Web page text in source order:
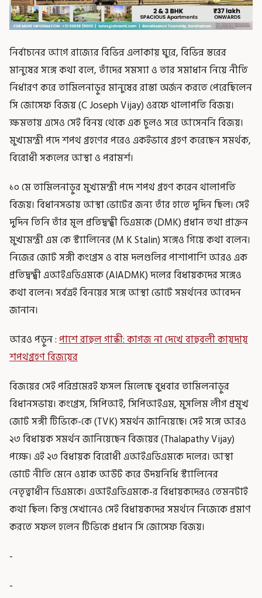
নির্বাচনের আগে রাজ্যের বিভিন্ন এলাকায় ঘুরে, বিভিন্ন স্তরের
মানুষের সঙ্গে কথা বলে, তাঁদের সমস্যা ও তার সমাধান নিয়ে নীতি
নির্ধারণ করে তামিলনাড়ুর মানুষের রাস্তা অর্জন করতে পেরেছিলেন
সি জোসেফ বিজয় (C Joseph Vijay) ওরফে থালাপতি বিজয়।
ক্ষমতায় এসেও সেই বিনয় থেকে এক চুলও সরে আসেননি বিজয়।
মুখ্যমন্ত্রী পদে শপথ গ্রহণের পরেও একইভাবে গ্রহণ করেছেন সমর্থক,
বিরোধী সকলের আস্থা ও পরামর্শ।
১০ মে তামিলনাড়ুর মুখ্যমন্ত্রী পদে শপথ গ্রহণ করেন থালাপতি
বিজয়। বিধানসভায় আস্থা ভোটের জন্য তাঁর হাতে দুদিন ছিল। সেই
দুদিন তিনি তাঁর মূল প্রতিদ্বন্দ্বী ডিএমকে (DMK) প্রধান তথা প্রাক্তন
মুখ্যমন্ত্রী এম কে স্ট্যালিনের (M K Stalin) সঙ্গেও গিয়ে কথা বলেন।
নিজের জোট সঙ্গী কংগ্রেস ও বাম দলগুলির পাশাপাশি আরও এক
প্রতিদ্বন্দ্বী এআইএডিএমকে (AIADMK) দলের বিধায়কদের সঙ্গেও
কথা বলেন। সর্বত্রই বিনয়ের সঙ্গে আস্থা ভোটে সমর্থনের আবেদন
জানান।
আরও পড়ুন :পাশে রাহুল গান্ধী: কাগজ না দেখে বাহুবলী কায়দায়
শপথগ্রহণ বিজয়ের
বিজয়ের সেই পরিশ্রমেরই ফসল মিলেছে বুধবার তামিলনাড়ুর
বিধানসভায়। কংগ্রেস, সিপিআই, সিপিআইএম, মুসলিম লীগ প্রমূখ
জোট সঙ্গী টিভিকে-কে (TVK) সমর্থন জানিয়েছে। সেই সঙ্গে আরও
২৩ বিধায়ক সমর্থন জানিয়েছেন বিজয়ের (Thalapathy Vijay)
পক্ষে। এই ২৩ বিধায়ক বিরোধী এআইএডিএমকে দলের। আস্থা
ভোটে নীতি মেনে ওয়াক আউট করে উদয়নিধি স্ট্যালিনের
নেতৃত্বাধীন ডিএমকে। এআইএডিএমকে-র বিধায়কদেরও তেমনটাই
কথা ছিল। কিন্তু সেখানেও সেই বিধায়কদের সমর্থনে নিজেকে প্রমাণ
করতে সফল হলেন টিভিকে প্রধান সি জোসেফ বিজয়।
-
-